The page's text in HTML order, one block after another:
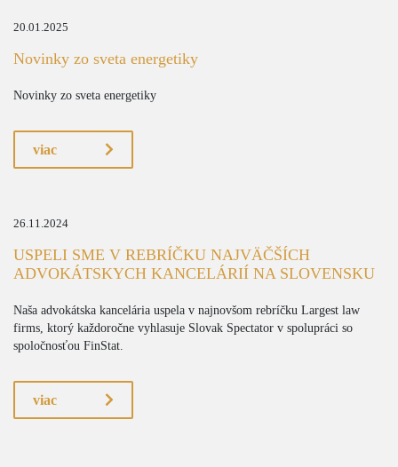
20.01.2025
Novinky zo sveta energetiky
Novinky zo sveta energetiky
viac
26.11.2024
USPELI SME V REBRÍČKU NAJVÄČŠÍCH
ADVOKÁTSKYCH KANCELÁRIÍ NA SLOVENSKU
Naša advokátska kancelária uspela v najnovšom rebríčku Largest law
firms, ktorý každoročne vyhlasuje Slovak Spectator v spolupráci so
spoločnosťou FinStat.
viac